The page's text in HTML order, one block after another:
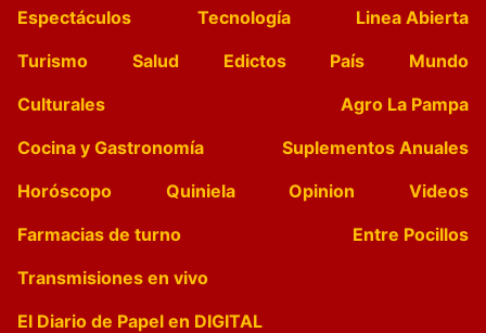
Espectáculos
Tecnología
Linea Abierta
Turismo
Salud Edictos País
Mundo
Culturales
Agro La Pampa
Cocina y Gastronomía
Suplementos Anuales
Horóscopo
Quiniela Opinion
Videos
Farmacias de turno
Entre Pocillos
Transmisiones en vivo
El Diario de Papel en DIGITAL